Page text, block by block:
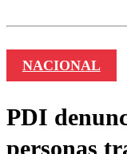
NACIONAL
PDI
personas